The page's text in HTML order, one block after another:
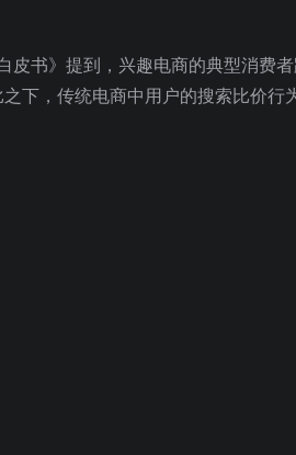
皮书》提到，兴趣电商的典型消费
下，传统电商中用户的搜索比价行